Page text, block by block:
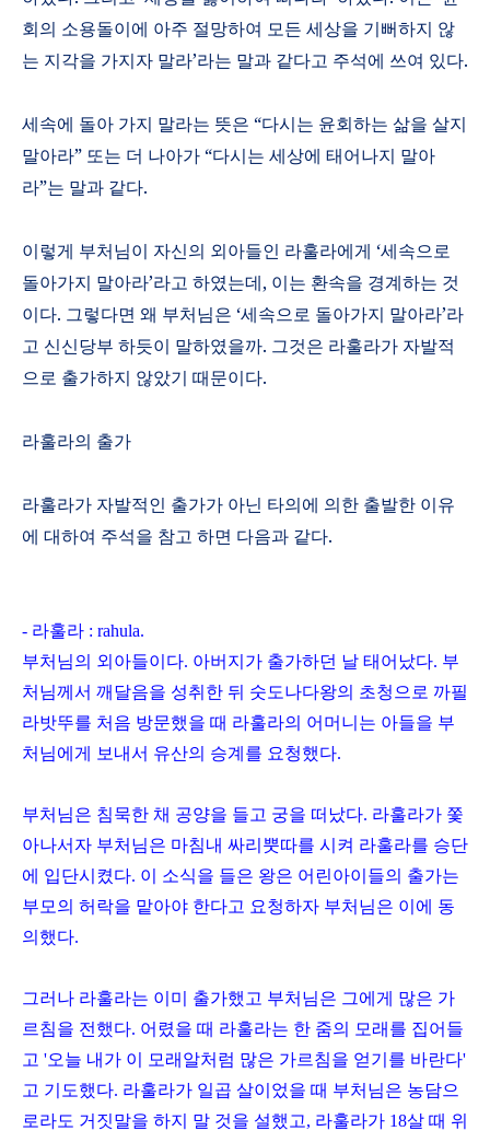
회의 소용돌이에 아주 절망하여 모든 세상을 기뻐하지 않
는 지각을 가지자 말라’라는 말과 같다고 주석에 쓰여 있다.
세속에 돌아 가지 말라는 뜻은 “다시는 윤회하는 삶을 살지
말아라” 또는 더 나아가 “다시는 세상에 태어나지 말아
라”는 말과 같다.
이렇게 부처님이 자신의 외아들인 라훌라에게 ‘세속으로
돌아가지 말아라’라고 하였는데, 이는 환속을 경계하는 것
이다. 그렇다면 왜 부처님은 ‘세속으로 돌아가지 말아라’라
고 신신당부 하듯이 말하였을까. 그것은 라훌라가 자발적
으로 출가하지 않았기 때문이다.
라훌라의 출가
라훌라가 자발적인 출가가 아닌 타의에 의한 출발한 이유
에 대하여 주석을 참고 하면 다음과 같다.
- 라훌라 : rahula.
부처님의 외아들이다. 아버지가 출가하던 날 태어났다. 부
처님께서 깨달음을 성취한 뒤 숫도나다왕의 초청으로 까필
라밧뚜를 처음 방문했을 때 라훌라의 어머니는 아들을 부
처님에게 보내서 유산의 승계를 요청했다.
부처님은 침묵한 채 공양을 들고 궁을 떠났다. 라훌라가 쫓
아나서자 부처님은 마침내 싸리뿟따를 시켜 라훌라를 승단
에 입단시켰다. 이 소식을 들은 왕은 어린아이들의 출가는
부모의 허락을 맡아야 한다고 요청하자 부처님은 이에 동
의했다.
그러나 라훌라는 이미 출가했고 부처님은 그에게 많은 가
르침을 전했다. 어렸을 때 라훌라는 한 줌의 모래를 집어들
고 '오늘 내가 이 모래알처럼 많은 가르침을 얻기를 바란다'
고 기도했다. 라훌라가 일곱 살이었을 때 부처님은 농담으
로라도 거짓말을 하지 말 것을 설했고, 라훌라가 18살 때 위